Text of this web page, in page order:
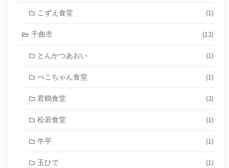
こずえ食堂 (1)
千曲市 (12)
とんかつあおい (1)
ぺこちゃん食堂 (1)
君鶴食堂 (2)
松若食堂 (1)
牛平 (1)
玉ひで (1)